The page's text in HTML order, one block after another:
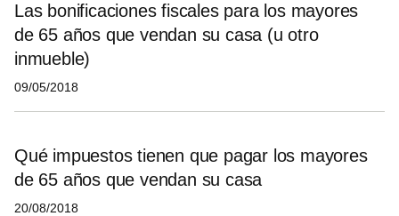
Las bonificaciones fiscales para los mayores
de 65 años que vendan su casa (u otro
inmueble)
09/05/2018
Qué impuestos tienen que pagar los mayores
de 65 años que vendan su casa
20/08/2018